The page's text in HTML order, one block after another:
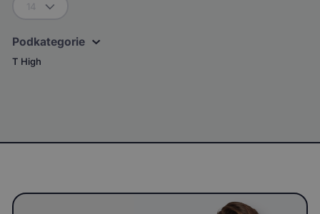
Podkategorie
T High